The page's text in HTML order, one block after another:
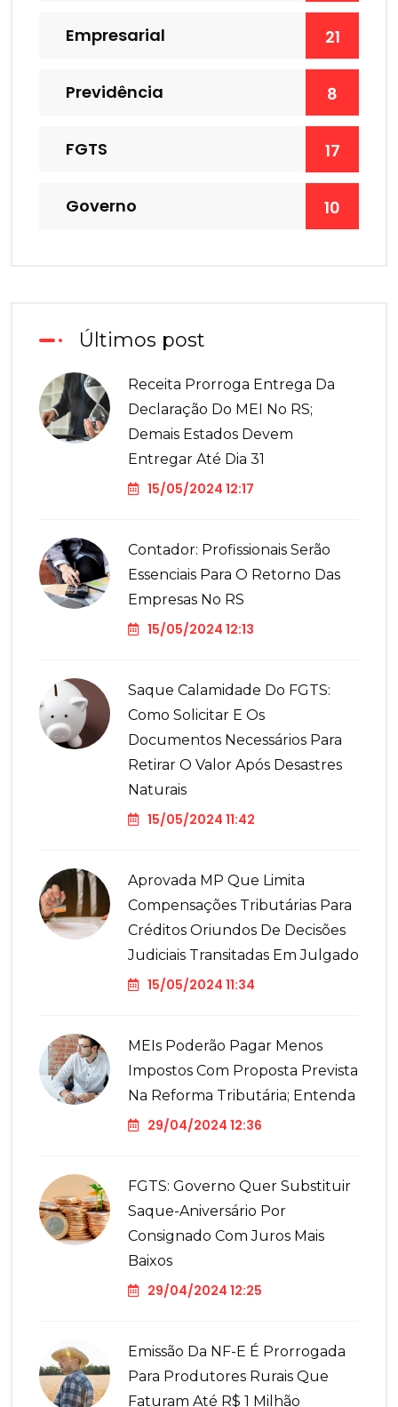
Empresarial 21
Previdência 8
FGTS 17
Governo 10
Últimos post
Receita Prorroga Entrega Da
Declaração Do MEI No RS;
Demais Estados Devem
Entregar Até Dia 31
15/05/2024 12:17
Contador: Profissionais Serão
Essenciais Para O Retorno Das
Empresas No RS
15/05/2024 12:13
Saque Calamidade Do FGTS:
Como Solicitar E Os
Documentos Necessários Para
Retirar O Valor Após Desastres
Naturais
15/05/2024 11:42
Aprovada MP Que Limita
Compensações Tributárias Para
Créditos Oriundos De Decisões
Judiciais Transitadas Em Julgado
15/05/2024 11:34
MEIs Poderão Pagar Menos
Impostos Com Proposta Prevista
Na Reforma Tributária; Entenda
29/04/2024 12:36
FGTS: Governo Quer Substituir
Saque-Aniversário Por
Consignado Com Juros Mais
Baixos
29/04/2024 12:25
Emissão Da NF-E É Prorrogada
Para Produtores Rurais Que
Faturam Até R$ 1 Milhão